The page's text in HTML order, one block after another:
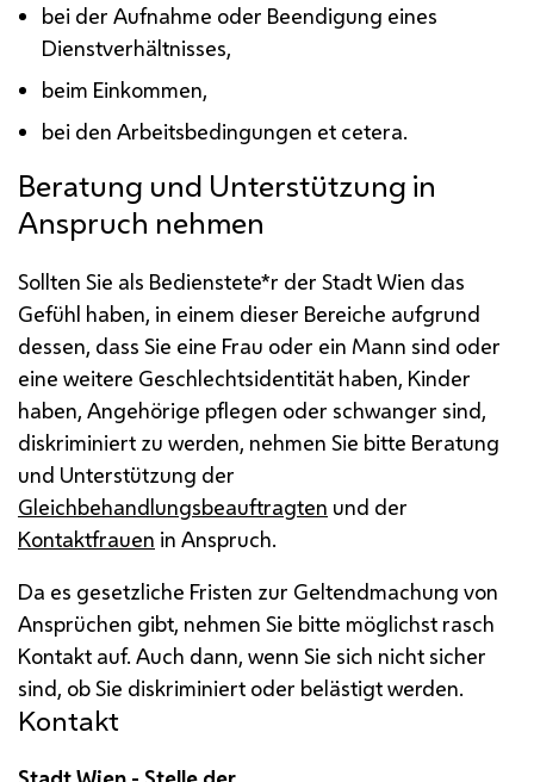
bei der Aufnahme oder Beendigung eines
Dienstverhältnisses,
beim Einkommen,
bei den Arbeitsbedingungen et cetera.
Beratung und Unterstützung in
Anspruch nehmen
Sollten Sie als Bedienstete*r der Stadt Wien das
Gefühl haben, in einem dieser Bereiche aufgrund
dessen, dass Sie eine Frau oder ein Mann sind oder
eine weitere Geschlechtsidentität haben, Kinder
haben, Angehörige pflegen oder schwanger sind,
diskriminiert zu werden, nehmen Sie bitte Beratung
und Unterstützung der
Gleichbehandlungsbeauftragten und der
Kontaktfrauen in Anspruch.
Da es gesetzliche Fristen zur Geltendmachung von
Ansprüchen gibt, nehmen Sie bitte möglichst rasch
Kontakt auf. Auch dann, wenn Sie sich nicht sicher
sind, ob Sie diskriminiert oder belästigt werden.
Kontakt